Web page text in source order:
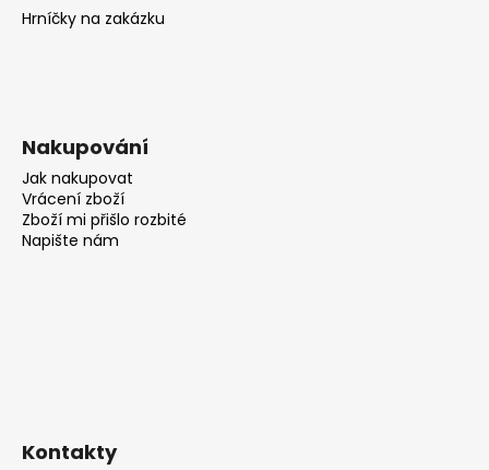
Hrníčky na zakázku
Nakupování
Jak nakupovat
Vrácení zboží
Zboží mi přišlo rozbité
Napište nám
Kontakty